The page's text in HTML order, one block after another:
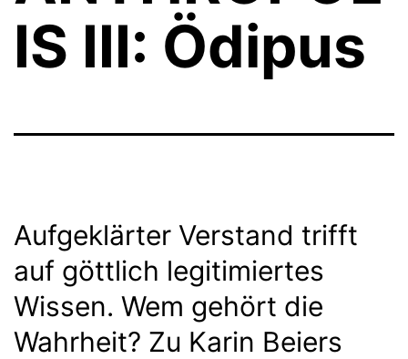
IS III: Ödipus
Aufgeklärter Verstand trifft
auf göttlich legitimiertes
Wissen. Wem gehört die
Wahrheit? Zu Karin Beiers